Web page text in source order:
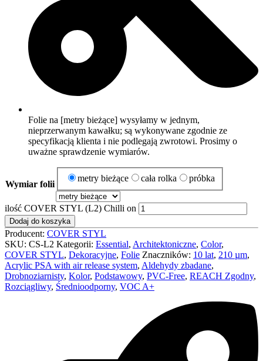
Folie na [metry bieżące] wysyłamy w jednym,
nieprzerwanym kawałku; są wykonywane zgodnie ze
specyfikacją klienta i nie podlegają zwrotowi. Prosimy o
uważne sprawdzenie wymiarów.
Wymiar folii
metry bieżące cała rolka próbka
ilość COVER STYL (L2) Chilli on
Dodaj do koszyka
Producent: COVER STYL
SKU: CS-L2 Kategorii: Essential, Architektoniczne, Color,
COVER STYL, Dekoracyjne, Folie Znaczników: 10 lat, 210 µm,
Acrylic PSA with air release system, Aldehydy zbadane,
Drobnoziarnisty, Kolor, Podstawowy, PVC-Free, REACH Zgodny,
Rozciągliwy, Średnioodporny, VOC A+